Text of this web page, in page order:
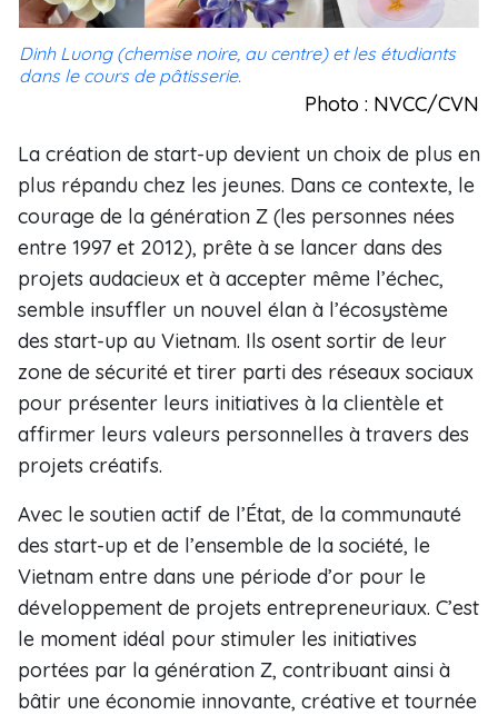
Dinh Luong (chemise noire, au centre) et les étudiants
dans le cours de pâtisserie.
Photo : NVCC/CVN
La création de start-up devient un choix de plus en
plus répandu chez les jeunes. Dans ce contexte, le
courage de la génération Z (les personnes nées
entre 1997 et 2012), prête à se lancer dans des
projets audacieux et à accepter même l’échec,
semble insuffler un nouvel élan à l’écosystème
des start-up au Vietnam. Ils osent sortir de leur
zone de sécurité et tirer parti des réseaux sociaux
pour présenter leurs initiatives à la clientèle et
affirmer leurs valeurs personnelles à travers des
projets créatifs.
Avec le soutien actif de l’État, de la communauté
des start-up et de l’ensemble de la société, le
Vietnam entre dans une période d’or pour le
développement de projets entrepreneuriaux. C’est
le moment idéal pour stimuler les initiatives
portées par la génération Z, contribuant ainsi à
bâtir une économie innovante, créative et tournée